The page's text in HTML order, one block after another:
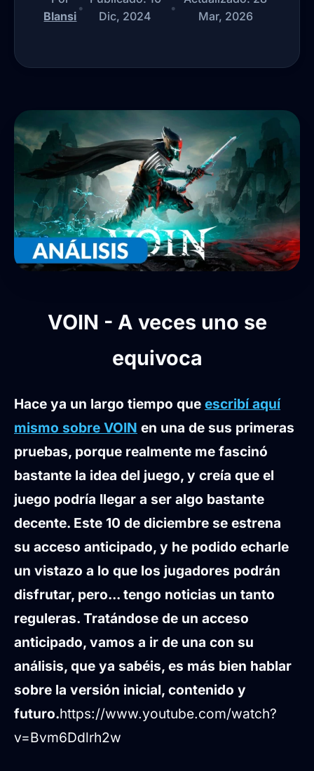
Blansi
•
Dic, 2024
•
Mar, 2026
VOIN - A veces uno se
equivoca
Hace ya un largo tiempo que escribí aquí
mismo sobre VOIN en una de sus primeras
pruebas, porque realmente me fascinó
bastante la idea del juego, y creía que el
juego podría llegar a ser algo bastante
decente. Este 10 de diciembre se estrena
su acceso anticipado, y he podido echarle
un vistazo a lo que los jugadores podrán
disfrutar, pero... tengo noticias un tanto
reguleras. Tratándose de un acceso
anticipado, vamos a ir de una con su
análisis, que ya sabéis, es más bien hablar
sobre la versión inicial, contenido y
futuro.https://www.youtube.com/watch?
v=Bvm6Ddlrh2w